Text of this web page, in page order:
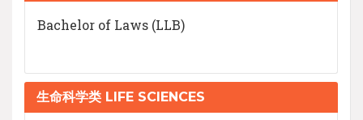
Bachelor of Laws (LLB)
生命科学类 LIFE SCIENCES